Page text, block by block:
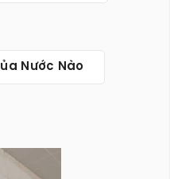
Nước Nào